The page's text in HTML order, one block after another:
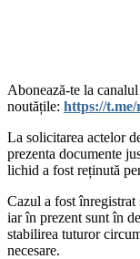
‍Abonează-te la
noutățile: https://
La solicitarea actelor
prezenta documente
lichid a fost reținută
Cazul a fost
iar în prezent sunt în
stabilirea tuturor
necesare.